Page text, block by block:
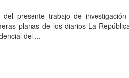
del presente trabajo de
planas de los diarios La
del ...